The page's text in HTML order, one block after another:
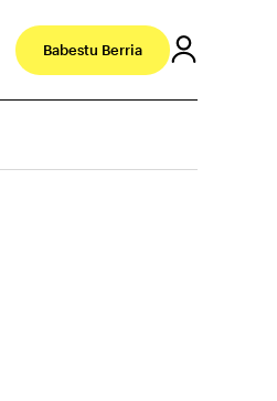
Babestu Berria